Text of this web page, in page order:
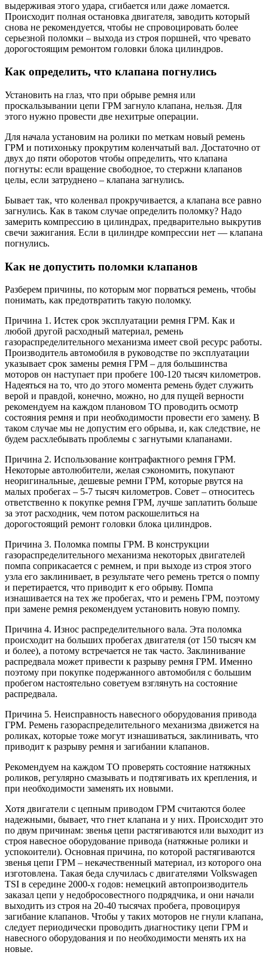
выдерживая этого удара, сгибается или даже ломается.
Происходит полная остановка двигателя, заводить который
снова не рекомендуется, чтобы не спровоцировать более
серьезной поломки – выхода из строя поршней, что чревато
дорогостоящим ремонтом головки блока цилиндров.
Как определить, что клапана погнулись
Установить на глаз, что при обрыве ремня или
проскальзывании цепи ГРМ загнуло клапана, нельзя. Для
этого нужно провести две нехитрые операции.
Для начала установим на ролики по меткам новый ремень
ГРМ и потихоньку прокрутим коленчатый вал. Достаточно от
двух до пяти оборотов чтобы определить, что клапана
погнуты: если вращение свободное, то стержни клапанов
целы, если затруднено – клапана загнулись.
Бывает так, что коленвал прокручивается, а клапана все равно
загнулись. Как в таком случае определить поломку? Надо
замерить компрессию в цилиндрах, предварительно выкрутив
свечи зажигания. Если в цилиндре компрессии нет — клапана
погнулись.
Как не допустить поломки клапанов
Разберем причины, по которым мог порваться ремень, чтобы
понимать, как предотвратить такую поломку.
Причина 1. Истек срок эксплуатации ремня ГРМ. Как и
любой другой расходный материал, ремень
газораспределительного механизма имеет свой ресурс работы.
Производитель автомобиля в руководстве по эксплуатации
указывает срок замены ремня ГРМ – для большинства
моторов он наступает при пробеге 100-120 тысяч километров.
Надеяться на то, что до этого момента ремень будет служить
верой и правдой, конечно, можно, но для пущей верности
рекомендуем на каждом плановом ТО проводить осмотр
состояния ремня и при необходимости провести его замену. В
таком случае мы не допустим его обрыва, и, как следствие, не
будем расхлебывать проблемы с загнутыми клапанами.
Причина 2. Использование контрафактного ремня ГРМ.
Некоторые автолюбители, желая сэкономить, покупают
неоригинальные, дешевые ремни ГРМ, которые рвутся на
малых пробегах – 5-7 тысяч километров. Совет – относитесь
ответственно к покупке ремня ГРМ, лучше заплатить больше
за этот расходник, чем потом раскошелиться на
дорогостоящий ремонт головки блока цилиндров.
Причина 3. Поломка помпы ГРМ. В конструкции
газораспределительного механизма некоторых двигателей
помпа соприкасается с ремнем, и при выходе из строя этого
узла его заклинивает, в результате чего ремень трется о помпу
и перетирается, что приводит к его обрыву. Помпа
изнашивается на тех же пробегах, что и ремень ГРМ, поэтому
при замене ремня рекомендуем установить новую помпу.
Причина 4. Износ распределительного вала. Эта поломка
происходит на больших пробегах двигателя (от 150 тысяч км
и более), а потому встречается не так часто. Заклинивание
распредвала может привести к разрыву ремня ГРМ. Именно
поэтому при покупке подержанного автомобиля с большим
пробегом настоятельно советуем взглянуть на состояние
распредвала.
Причина 5. Неисправность навесного оборудования привода
ГРМ. Ремень газораспределительного механизма движется на
роликах, которые тоже могут изнашиваться, заклинивать, что
приводит к разрыву ремня и загибании клапанов.
Рекомендуем на каждом ТО проверять состояние натяжных
роликов, регулярно смазывать и подтягивать их крепления, и
при необходимости заменять их новыми.
Хотя двигатели с цепным приводом ГРМ считаются более
надежными, бывает, что гнет клапана и у них. Происходит это
по двум причинам: звенья цепи растягиваются или выходит из
строя навесное оборудование привода (натяжные ролики и
успокоители). Основная причина, по которой растягиваются
звенья цепи ГРМ – некачественный материал, из которого она
изготовлена. Такая беда случилась с двигателями Volkswagen
TSI в середине 2000-х годов: немецкий автопроизводитель
заказал цепи у недобросовестного подрядчика, и они начали
выходить из строя на 20-40 тысячах пробега, провоцируя
загибание клапанов. Чтобы у таких моторов не гнули клапана,
следует периодически проводить диагностику цепи ГРМ и
навесного оборудования и по необходимости менять их на
новые.